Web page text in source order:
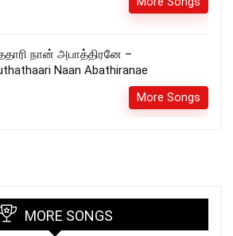
நான் அபாத்திரனே –
Naan Abathiranae
More Songs
MORE SONGS